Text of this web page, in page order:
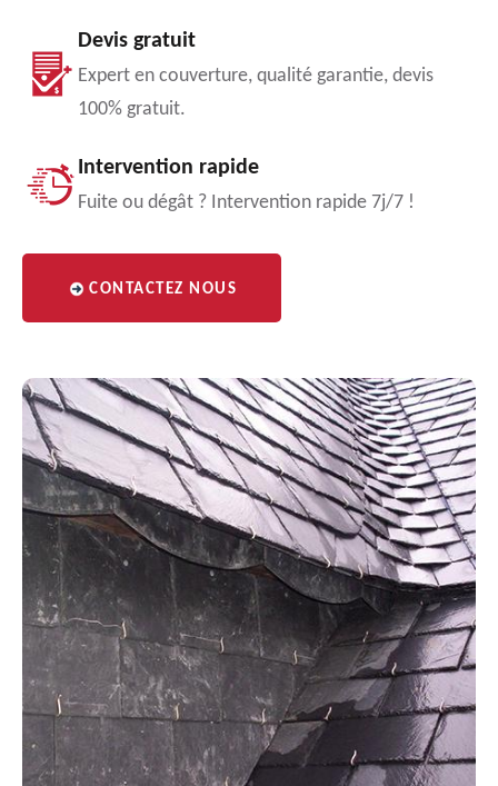
Devis gratuit
Expert en couverture, qualité garantie, devis
100% gratuit.
Intervention rapide
Fuite ou dégât ? Intervention rapide 7j/7 !
CONTACTEZ NOUS